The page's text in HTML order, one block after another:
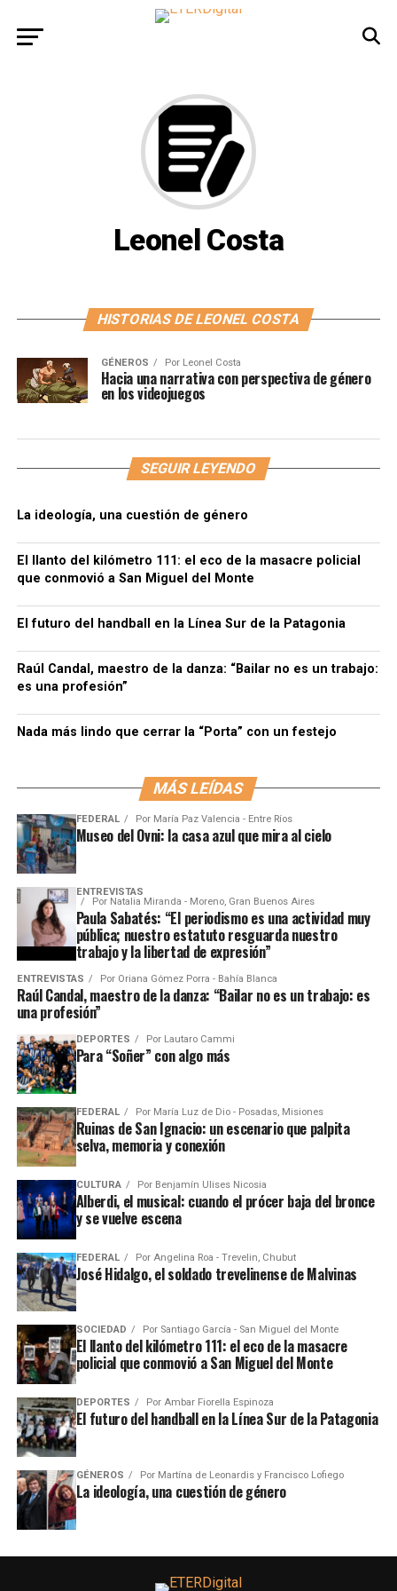
Leonel Costa
HISTORIAS DE LEONEL COSTA
GÉNEROS Por Leonel Costa
Hacia una narrativa con perspectiva de género
en los videojuegos
SEGUIR LEYENDO
La ideología, una cuestión de género
El llanto del kilómetro 111: el eco de la masacre policial
que conmovió a San Miguel del Monte
El futuro del handball en la Línea Sur de la Patagonia
Raúl Candal, maestro de la danza: “Bailar no es un trabajo:
es una profesión”
Nada más lindo que cerrar la “Porta” con un festejo
MÁS LEÍDAS
FEDERAL Por María Paz Valencia - Entre Ríos
Museo del Ovni: la casa azul que mira al cielo
ENTREVISTAS
Por Natalia Miranda - Moreno, Gran Buenos Aires
Paula Sabatés: “El periodismo es una actividad muy
pública; nuestro estatuto resguarda nuestro
trabajo y la libertad de expresión”
ENTREVISTAS Por Oriana Gómez Porra - Bahía Blanca
Raúl Candal, maestro de la danza: “Bailar no es un trabajo: es
una profesión”
DEPORTES Por Lautaro Cammi
Para “Soñer” con algo más
FEDERAL Por María Luz de Dio - Posadas, Misiones
Ruinas de San Ignacio: un escenario que palpita
selva, memoria y conexión
CULTURA Por Benjamín Ulises Nicosia
Alberdi, el musical: cuando el prócer baja del bronce
y se vuelve escena
FEDERAL Por Angelina Roa - Trevelin, Chubut
José Hidalgo, el soldado trevelinense de Malvinas
SOCIEDAD Por Santiago García - San Miguel del Monte
El llanto del kilómetro 111: el eco de la masacre
policial que conmovió a San Miguel del Monte
DEPORTES Por Ambar Fiorella Espinoza
El futuro del handball en la Línea Sur de la Patagonia
GÉNEROS Por Martína de Leonardis y Francisco Lofiego
La ideología, una cuestión de género